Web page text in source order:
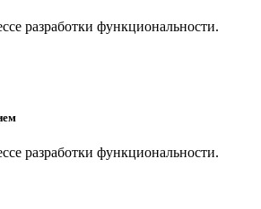
разработки функциональности.
разработки функциональности.